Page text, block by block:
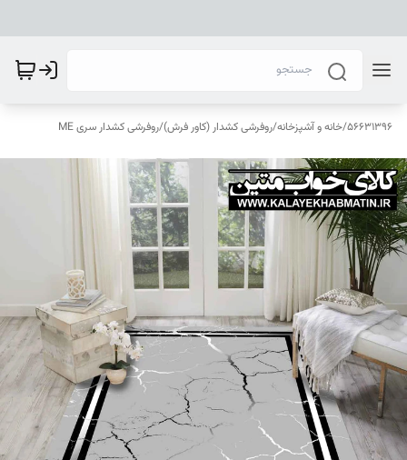
56631396
/خانه و آشپزخانه/روفرشی کشدار (کاور فرش)/روفرشی کشدار سری ME